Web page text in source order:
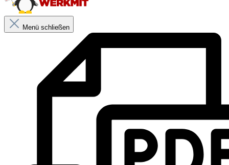
Produktbeschreibung
Als Sockelschutz im MIXFIX Wärmedämm-Verbundsystemen
Biologisch neutral, 100 % FCKW-, HFCKW-, HFKW-frei
Brandverhalten EN 13501-1 E schwerentflammbar
Menü schließen